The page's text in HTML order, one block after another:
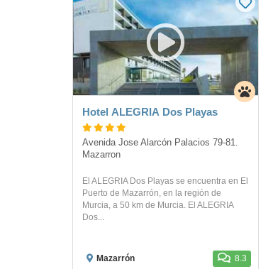
Hotel ALEGRIA Dos Playas
Avenida Jose Alarcón Palacios 79-81.
Mazarron
El ALEGRIA Dos Playas se encuentra en El
Puerto de Mazarrón, en la región de
Murcia, a 50 km de Murcia. El ALEGRIA
Dos...
Mazarrón 8.3